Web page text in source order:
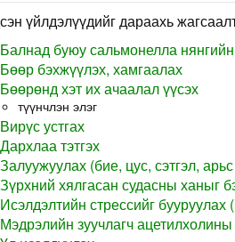
үйлдэлүүдийг дараахь
Балнад буюу сальмонелла
Бөөр бэхжүүлэх, хамгаалах
Бөөрөнд хэт их ачаалал үүсэх
түүнчлэн элэг
Вирүс устгах
Дархлаа тэтгэх
Залуужуулах (бие, цус, сэтгэл,
Зүрхний хялгасан судасны ханыг
Исэлдэлтийн стрессийг бууруулах
Мэдрэлийн зуучлагч